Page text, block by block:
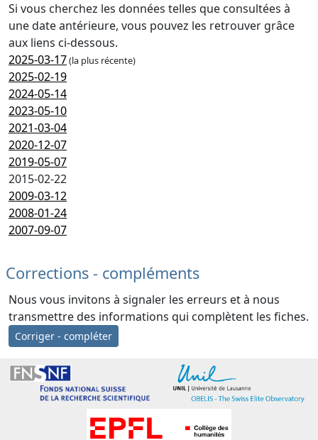
Si vous cherchez les données telles que consultées à
une date antérieure, vous pouvez les retrouver grâce
aux liens ci-dessous.
2025-03-17(la plus récente)
2025-02-19
2024-05-14
2023-05-10
2021-03-04
2020-12-07
2019-05-07
2015-02-22
2009-03-12
2008-01-24
2007-09-07
Corrections - compléments
Nous vous invitons à signaler les erreurs et à nous
transmettre des informations qui complètent les fiches.
Corriger - compléter